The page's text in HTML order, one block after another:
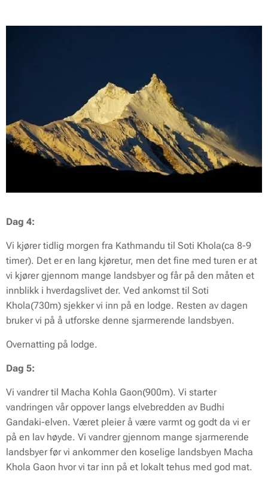
Dag 4:
Vi kjører tidlig morgen fra Kathmandu til Soti Khola(ca 8-9
timer). Det er en lang kjøretur, men det fine med turen er at
vi kjører gjennom mange landsbyer og får på den måten et
innblikk i hverdagslivet der. Ved ankomst til Soti
Khola(730m) sjekker vi inn på en lodge. Resten av dagen
bruker vi på å utforske denne sjarmerende landsbyen.
Overnatting på lodge.
Dag 5:
Vi vandrer til Macha Kohla Gaon(900m). Vi starter
vandringen vår oppover langs elvebredden av Budhi
Gandaki-elven. Været pleier å være varmt og godt da vi er
på en lav høyde. Vi vandrer gjennom mange sjarmerende
landsbyer før vi ankommer den koselige landsbyen Macha
Khola Gaon hvor vi tar inn på et lokalt tehus med god mat.